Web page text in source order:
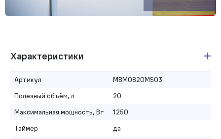
Характеристики
Артикул
MBMO820MS03
Полезный объём, л
20
Максимальная мощность, Вт
1250
Таймер
да